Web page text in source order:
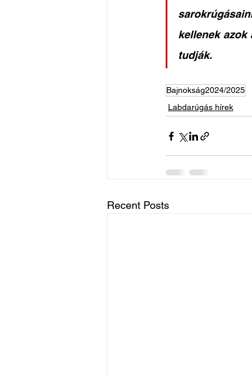
kellenek
tudják.
Bajnokság2024/2025
Labdarúgás hírek
Recent Posts